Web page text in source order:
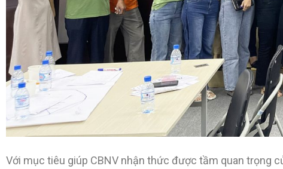
Với mục tiêu giúp CBNV nhận thức được tầm quan trọng